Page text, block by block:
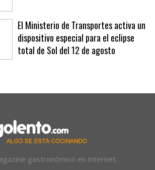
El Ministerio de Transportes activa un
dispositivo especial para el eclipse
total de Sol del 12 de agosto
gastronómico en internet.